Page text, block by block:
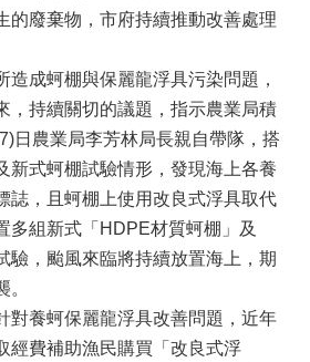
的廢棄物，市府持續推動改善處理
成蚵棚與保麗龍浮具污染問題，
，持續關切的議題，指示農業局積
日農業局李芳林局長親自帶隊，搭
新式蚵棚試驗情形，發現海上各養
誌，且蚵棚上使用改良式浮具取代
多組新式「HDPE材質蚵棚」及
驗，颱風來臨將持續放置海上，期
養蚵保麗龍浮具改善問題，近年
經費補助漁民購買「改良式浮